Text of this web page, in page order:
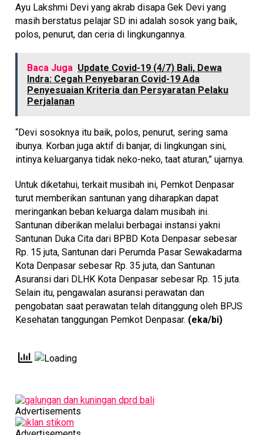
Ayu Lakshmi Devi yang akrab disapa Gek Devi yang
masih berstatus pelajar SD ini adalah sosok yang baik,
polos, penurut, dan ceria di lingkungannya.
Baca Juga Update Covid-19 (4/7) Bali, Dewa
Indra: Cegah Penyebaran Covid-19 Ada
Penyesuaian Kriteria dan Persyaratan Pelaku
Perjalanan
“Devi sosoknya itu baik, polos, penurut, sering sama
ibunya. Korban juga aktif di banjar, di lingkungan sini,
intinya keluarganya tidak neko-neko, taat aturan,” ujarnya.
Untuk diketahui, terkait musibah ini, Pemkot Denpasar
turut memberikan santunan yang diharapkan dapat
meringankan beban keluarga dalam musibah ini.
Santunan diberikan melalui berbagai instansi yakni
Santunan Duka Cita dari BPBD Kota Denpasar sebesar
Rp. 15 juta, Santunan dari Perumda Pasar Sewakadarma
Kota Denpasar sebesar Rp. 35 juta, dan Santunan
Asuransi dari DLHK Kota Denpasar sebesar Rp. 15 juta.
Selain itu, pengawalan asuransi perawatan dan
pengobatan saat perawatan telah ditanggung oleh BPJS
Kesehatan tanggungan Pemkot Denpasar. (eka/bi)
Advertisements